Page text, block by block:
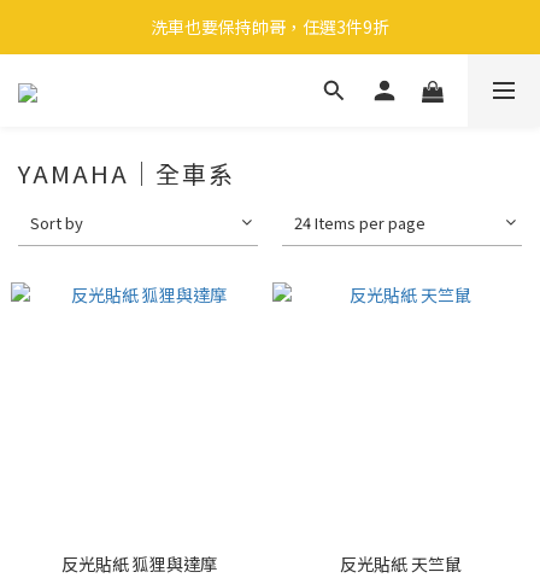
🎉 全館滿 599 免運（台灣本島）下單後 2 個工作天內寄出
洗車也要保持帥哥，任選3件9折
領取40元購物金
YAMAHA｜全車系
Sort by 24 Items per page
反光貼紙 狐狸與達摩 反光貼紙 天竺鼠